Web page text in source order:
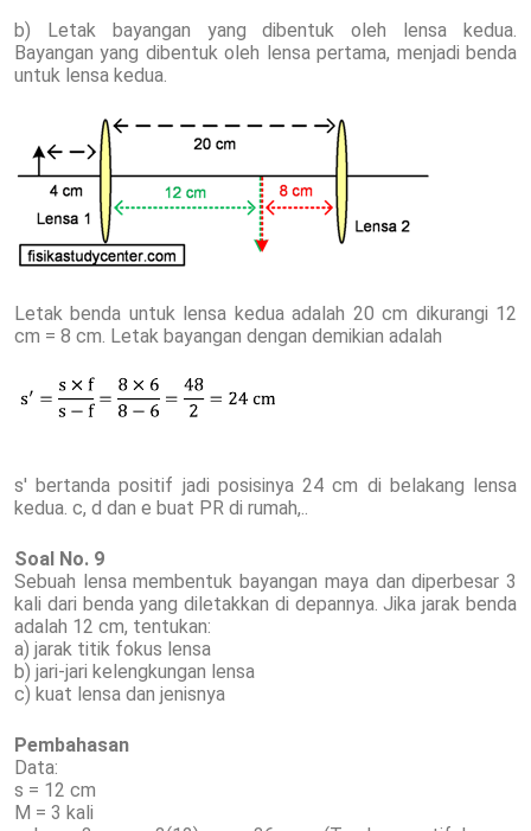
b) Letak bayangan yang dibentuk oleh lensa kedua.
Bayangan yang dibentuk oleh lensa pertama, menjadi benda
untuk lensa kedua.
Letak benda untuk lensa kedua adalah 20 cm dikurangi 12
cm = 8 cm. Letak bayangan dengan demikian adalah
s' bertanda positif jadi posisinya 24 cm di belakang lensa
kedua. c, d dan e buat PR di rumah,..
Soal No. 9
Sebuah lensa membentuk bayangan maya dan diperbesar 3
kali dari benda yang diletakkan di depannya. Jika jarak benda
adalah 12 cm, tentukan:
a) jarak titik fokus lensa
b) jari-jari kelengkungan lensa
c) kuat lensa dan jenisnya
Pembahasan
Data:
s = 12 cm
M = 3 kali